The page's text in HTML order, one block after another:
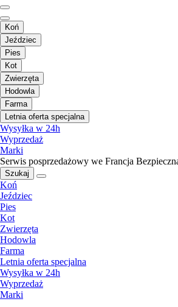
Koń
Jeździec
Pies
Kot
Zwierzęta
Hodowla
Farma
Letnia oferta specjalna
Wysyłka w 24h
Wyprzedaż
Marki
Serwis posprzedażowy we Francja
Szukaj
Koń
Jeździec
Pies
Kot
Zwierzęta
Hodowla
Farma
Letnia oferta specjalna
Wysyłka w 24h
Wyprzedaż
Marki